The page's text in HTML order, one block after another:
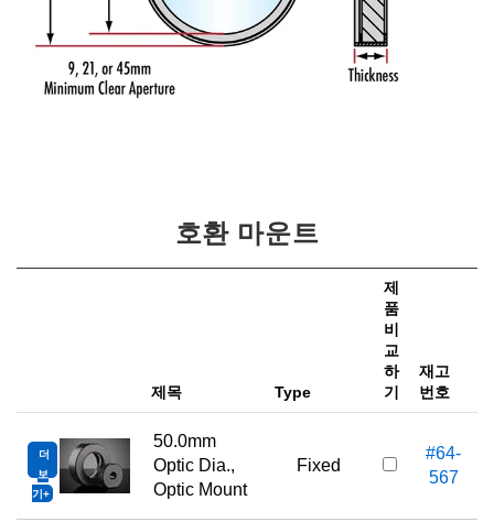
호환 마운트
제목 Type
제
품
비
교
하
기
재고
번호
더
보
기
50.0mm
Optic Dia.,
Optic Mount
Fixed
#64-
567